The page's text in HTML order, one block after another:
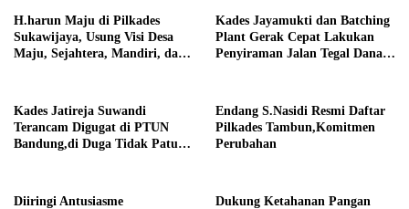
H.harun Maju di Pilkades
Sukawijaya, Usung Visi Desa
Maju, Sejahtera, Mandiri, dan
Kades Jayamukti dan Batching
Plant Gerak Cepat Lakukan
Penyiraman Jalan Tegal Danas
Kades Jatireja Suwandi
Terancam Digugat di PTUN
Bandung,di Duga Tidak Patuhi
Endang S.Nasidi Resmi Daftar
Pilkades Tambun,Komitmen
Perubahan
Diiringi Antusiasme
Dukung Ketahanan Pangan